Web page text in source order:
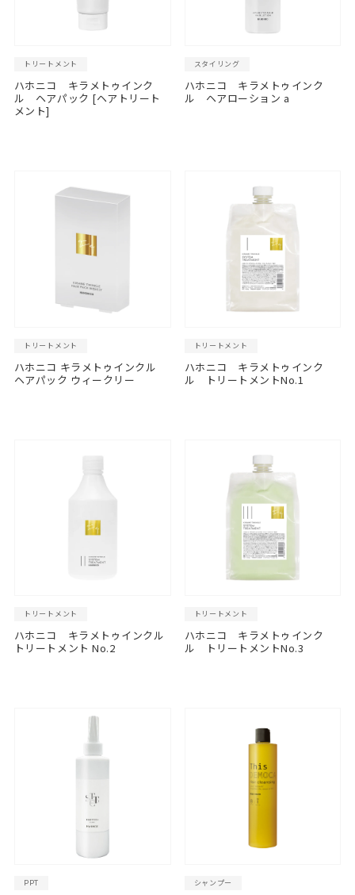
トリートメント
ハホニコ キラメトゥインク
ル ヘアパック [ヘアトリート
メント]
スタイリング
ハホニコ キラメトゥインク
ル ヘアローション a
トリートメント
ハホニコ キラメトゥインクル
ヘアパック ウィークリー
トリートメント
ハホニコ キラメトゥインク
ル トリートメントNo.1
トリートメント
ハホニコ キラメトゥインクル
トリートメント No.2
トリートメント
ハホニコ キラメトゥインク
ル トリートメントNo.3
PPT シャンプー